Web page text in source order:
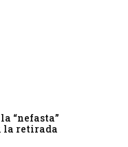
“nefasta”
la retirada